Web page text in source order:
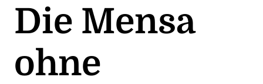
Die Mensa
ohne